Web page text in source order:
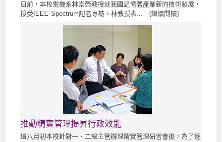
日前，本校電機系林崇榮教授就我國記憶體產業新的技術發展，
接受IEEE Spectrum記者專訪。林教授表... (繼續閱讀)
推動精實管理提昇行政效能
繼八月初本校針對一、二級主管辦理精實管理研習會後，為了逐